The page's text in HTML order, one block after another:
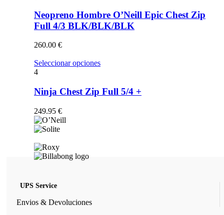
múltiples
variantes.
Las
elegir
página
Neopreno Hombre O’Neill Epic Chest Zip
Full 4/3 BLK/BLK/BLK
260.00 €
Seleccionar opcionesEste
múltiples
variantes.
4
Ninja Chest Zip Full 5/4 +
249.95 €
UPS Service
Envios & Devoluciones